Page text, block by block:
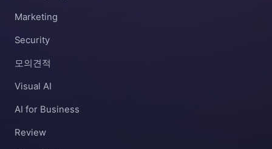
Marketing
Security
모의견적
Visual AI
AI for Business
Review